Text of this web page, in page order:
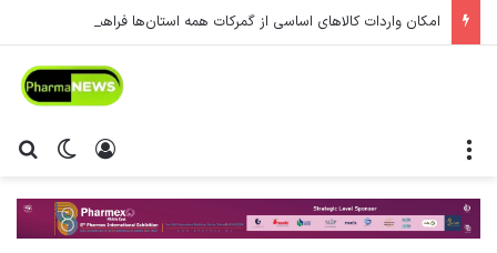
امکان واردات کالاهای اساسی از گمرکات همه استان‌ها فراهم شد.
تغییر ورود